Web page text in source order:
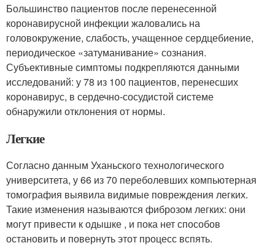
Большинство пациентов после перенесенной
коронавирусной инфекции жаловались на
головокружение, слабость, учащенное сердцебиение,
периодическое «затуманивание» сознания.
Субъективные симптомы подкрепляются данными
исследований: у 78 из 100 пациентов, перенесших
коронавирус, в сердечно-сосудистой системе
обнаружили отклонения от нормы.
Легкие
Согласно данным Уханьского технологического
университета, у 66 из 70 переболевших компьютерная
томография выявила видимые повреждения легких.
Такие изменения называются фиброзом легких: они
могут привести к одышке , и пока нет способов
остановить и повернуть этот процесс вспять.